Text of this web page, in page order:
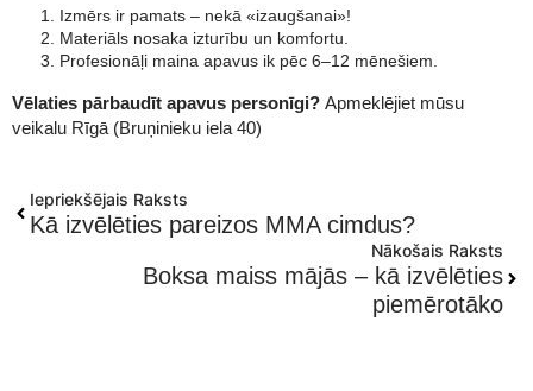
Izmērs ir pamats – nekā «izaugšanai»!
Materiāls nosaka izturību un komfortu.
Profesionāļi maina apavus ik pēc 6–12 mēnešiem.
Vēlaties pārbaudīt apavus personīgi? Apmeklējiet mūsu
veikalu Rīgā (Bruņinieku iela 40)
Iepriekšējais Raksts
Kā izvēlēties pareizos MMA cimdus?
Nākošais Raksts
Boksa maiss mājās – kā izvēlēties
piemērotāko